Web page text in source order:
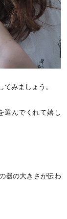
みましょう。
選んでくれて嬉し
器の大きさが伝わ